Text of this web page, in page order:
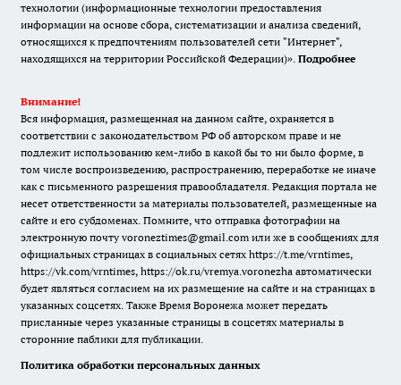
технологии (информационные технологии предоставления
информации на основе сбора, систематизации и анализа сведений,
относящихся к предпочтениям пользователей сети "Интернет",
находящихся на территории Российской Федерации)». Подробнее
Внимание!
Вся информация, размещенная на данном сайте, охраняется в
соответствии с законодательством РФ об авторском праве и не
подлежит использованию кем-либо в какой бы то ни было форме, в
том числе воспроизведению, распространению, переработке не иначе
как с письменного разрешения правообладателя. Редакция портала не
несет ответственности за материалы пользователей, размещенные на
сайте и его субдоменах. Помните, что отправка фотографии на
электронную почту voroneztimes@gmail.com или же в сообщениях для
официальных страницах в социальных сетях https://t.me/vrntimes,
https://vk.com/vrntimes, https://ok.ru/vremya.voronezha автоматически
будет являться согласием на их размещение на сайте и на страницах в
указанных соцсетях. Также Время Воронежа может передать
присланные через указанные страницы в соцсетях материалы в
сторонние паблики для публикации.
Политика обработки персональных данных